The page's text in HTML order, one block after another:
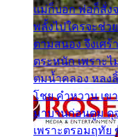
แม่ก็บอก พ่อก็สั่ง
พลั้งไปใครจะช่ว
ตามสนอง จึงเศ
ตระหนัก เพราะ
ตมน้ำคลอง หลง
โชย คำหวาน เข
มาบานก่อนตูม ดุ
เพราะตรอมฤทัย